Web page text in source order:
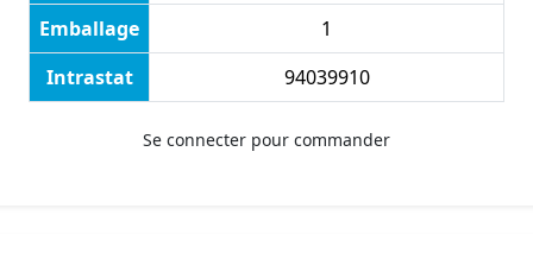
Emballage
1
Intrastat
94039910
Se connecter pour commander